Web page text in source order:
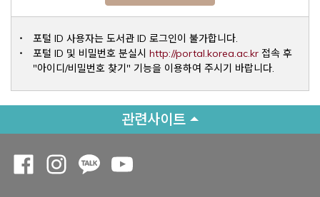
포털 ID 사용자는 도서관 ID 로그인이 불가합니다.
포털 ID 및 비밀번호 분실시 http://portal.korea.ac.krOpens a
접속 후
"아이디/비밀번호 찾기" 기능을 이용하여 주시기 바랍니다.
관련사이트
Opens a new window
Opens a new window
Opens a new window